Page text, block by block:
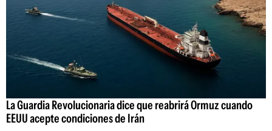
La Guardia Revolucionaria dice que reabrirá Ormuz cuando
EEUU acepte condiciones de Irán